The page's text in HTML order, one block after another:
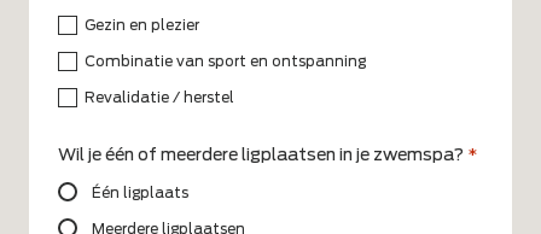
Gezin en plezier
Combinatie van sport en ontspanning
Revalidatie / herstel
Wil je één of meerdere ligplaatsen in je zwemspa? *
Één ligplaats
Meerdere ligplaatsen